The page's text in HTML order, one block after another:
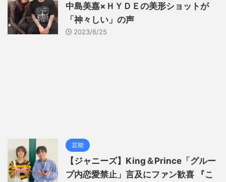
中島美嘉×ＨＹＤＥの美形ショットが
「神々しい」の声
2023/6/25
芸能
【ジャニーズ】King＆Prince「グルー
プ内恋愛禁止」言及にファン歓喜 『こ